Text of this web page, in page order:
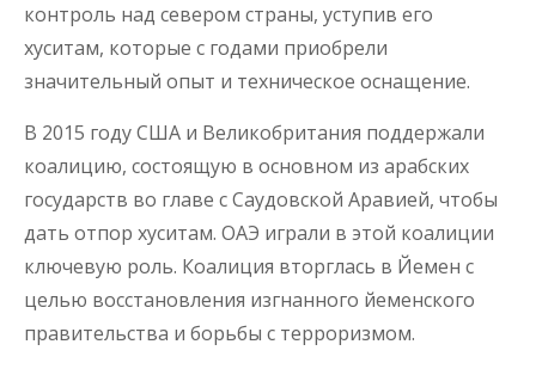
контроль над севером страны, уступив его
хуситам, которые с годами приобрели
значительный опыт и техническое оснащение.
В 2015 году США и Великобритания поддержали
коалицию, состоящую в основном из арабских
государств во главе с Саудовской Аравией, чтобы
дать отпор хуситам. ОАЭ играли в этой коалиции
ключевую роль. Коалиция вторглась в Йемен с
целью восстановления изгнанного йеменского
правительства и борьбы с терроризмом.